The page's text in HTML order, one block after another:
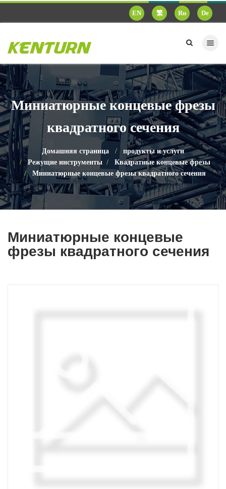
EN 繁 Ru De
Миниатюрные концевые фрезы
квадратного сечения
Домашняя страница
продукты и услуги
Режущие инструменты
Квадратные концевые фрезы
Миниатюрные концевые фрезы квадратного сечения
Миниатюрные концевые
фрезы квадратного сечения